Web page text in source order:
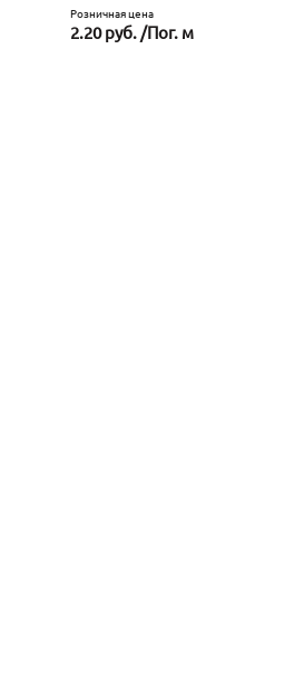
Розничная цена
2.20 руб. /Пог. м